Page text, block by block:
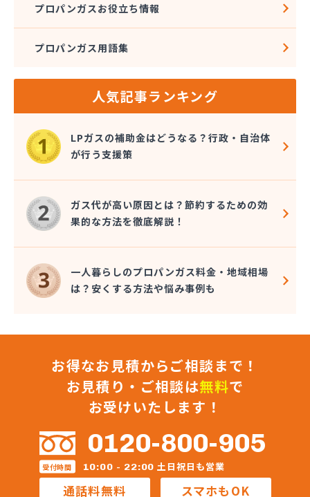
株式会社オーテック
株式会社オーテック 西三河営業所
株式会社ガスキット
株式会社ガステム
株式会社ガスパル 岡崎販売所
株式会社カネコ
株式会社カネ庄
株式会社クラシアン岡崎支社
株式会社コクネ
株式会社コザカヤ 春日井営業所
株式会社コジマガス
株式会社コジマガス ライフアップサポート
株式会社コンプロ産工
株式会社シェル石油豊橋LPG充填工場
株式会社しんせきプロパン部
株式会社スギサン化学
株式会社スマイルガステクノロジー
株式会社バンノ
株式会社フジプロ
株式会社フジプロ刈谷営業所
株式会社ホームガス東海
株式会社ホームガス東海 楽田ショップ
株式会社マルエイ名古屋支店
株式会社マルコー
株式会社マルハチ
プロパンガスお役立ち情報
プロパンガス用語集
人気記事ランキング
LPガスの補助金はどうなる？行政・自治体
が行う支援策
ガス代が高い原因とは？節約するための効
果的な方法を徹底解説！
一人暮らしのプロパンガス料金・地域相場
は？安くする方法や悩み事例も
お得なお見積からご相談まで！
お見積り・ご相談は無料で
お受けいたします！
0120-800-905
受付時間 10:00 - 22:00 土日祝日も営業
通話料無料 スマホもOK